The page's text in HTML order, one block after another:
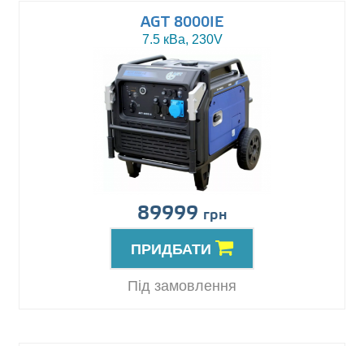
AGT 8000IE
7.5 кВа, 230V
89999 грн
ПРИДБАТИ
Під замовлення